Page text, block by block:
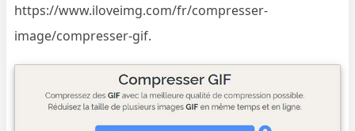
https://www.iloveimg.com/fr/compresser-
image/compresser-gif.